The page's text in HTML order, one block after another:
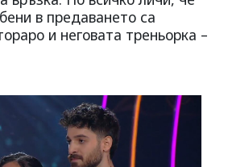
в предаването са
и неговата треньорка –